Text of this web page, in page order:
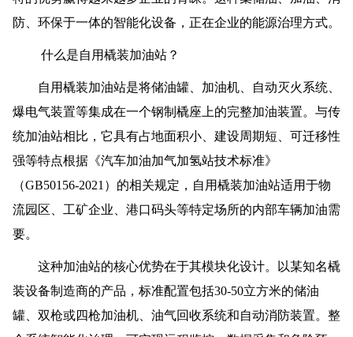
防、环保于一体的智能化设备，正在企业的能源治理方式。
什么是自用橇装加油站？
自用橇装加油站是将储油罐、加油机、自动灭火系统、
爆电气装置等集成在一个钢制橇座上的完整加油装置。与传
统加油站相比，它具有占地面积小、建设周期短、可迁移性
强等特点根据《汽车加油加气加氢站技术标准》
（GB50156-2021）的相关规定，自用橇装加油站适用于物
流园区、工矿企业、港口码头等特定场所的内部车辆加油需
要。
这种加油站的核心优势在于其模块化设计。以某知名橇
装设备制造商的产品，标准配置包括30-50立方米的储油
罐、双枪或四枪加油机、油气回收系统和自动消防装置。整